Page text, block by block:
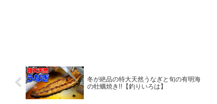
冬が絶品の特大天然うなぎと旬の有明海
の牡蠣焼き!!【釣りいろは】